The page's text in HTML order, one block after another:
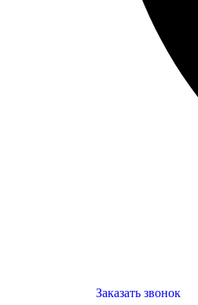
Заказать звонок